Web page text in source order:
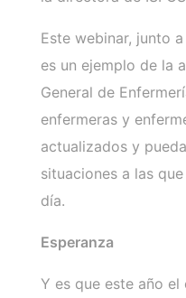
Este webinar, junto
es un ejemplo de la
General de
enfermeras y
actualizados y
situaciones a las
día.
Esperanza
Y es que este año el